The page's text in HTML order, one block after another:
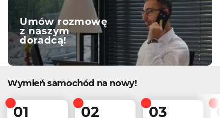
Umów rozmowę
z naszym
doradcą!
Wymień samochód na nowy!
01 02 03